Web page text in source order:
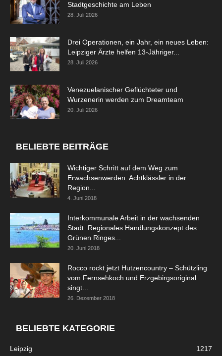
Stadtgeschichte am Leben
28. Juli 2026
Drei Operationen, ein Jahr, ein neues Leben:
Leipziger Ärzte helfen 13-Jähriger...
28. Juli 2026
Venezuelanischer Geflüchteter und
Wurzenerin werden zum Dreamteam
20. Juli 2026
BELIEBTE BEITRÄGE
Wichtiger Schritt auf dem Weg zum
Erwachsenwerden: Achtklässler in der
Region...
4. Juni 2018
Interkommunale Arbeit in der wachsenden
Stadt: Regionales Handlungskonzept des
Grünen Ringes...
20. Juni 2018
Rocco rockt jetzt Hutzencountry – Schützling
vom Fernsehkoch und Erzgebirgsoriginal
singt...
26. Dezember 2018
BELIEBTE KATEGORIE
Leipzig
1217